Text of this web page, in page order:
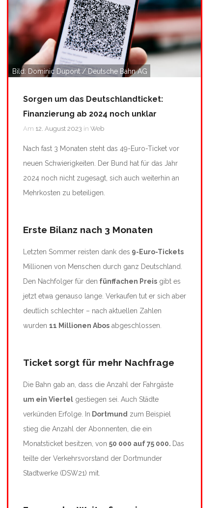
Bild: Dominic Dupont / Deutsche Bahn AG
Sorgen um das Deutschlandticket:
Finanzierung ab 2024 noch unklar
Am 12. August 2023 in Web
Nach fast 3 Monaten steht das 49-Euro-Ticket vor
neuen Schwierigkeiten. Der Bund hat für das Jahr
2024 noch nicht zugesagt, sich auch weiterhin an
Mehrkosten zu beteiligen.
Erste Bilanz nach 3 Monaten
Letzten Sommer reisten dank des 9-Euro-Tickets
Millionen von Menschen durch ganz Deutschland.
Den Nachfolger für den fünffachen Preis gibt es
jetzt etwa genauso lange. Verkaufen tut er sich aber
deutlich schlechter – nach aktuellen Zahlen
wurden 11 Millionen Abos abgeschlossen.
Ticket sorgt für mehr Nachfrage
Die Bahn gab an, dass die Anzahl der Fahrgäste
um ein Viertel gestiegen sei. Auch Städte
verkünden Erfolge. In Dortmund zum Beispiel
stieg die Anzahl der Abonnenten, die ein
Monatsticket besitzen, von 50 000 auf 75 000. Das
teilte der Verkehrsvorstand der Dortmunder
Stadtwerke (DSW21) mit.